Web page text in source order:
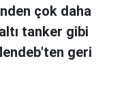
çok daha
tanker gibi
geri